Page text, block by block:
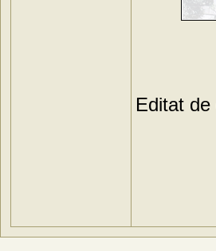
Editat de